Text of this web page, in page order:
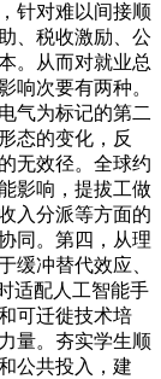
针对难以间接顺
、税收激励、公
。从而对就业总
响次要有两种。
气为标记的第二
态的变化，反
无效径。全球约
影响，提拔工做
入分派等方面的
同。第四，从理
缓冲替代效应、
适配人工智能手
可迁徙技术培
量。夯实学生顺
公共投入，建